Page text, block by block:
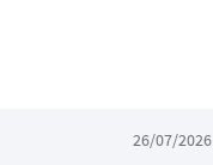
26/07/2026